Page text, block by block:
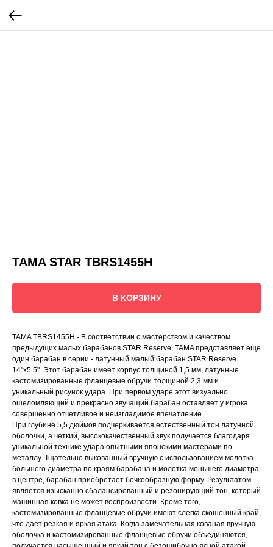
TAMA STAR TBRS1455H
В КОРЗИНУ
TAMA TBRS1455H - В соответствии с мастерством и качеством
предыдущих малых барабанов STAR Reserve, TAMA представляет еще
один барабан в серии - латунный малый барабан STAR Reserve
14"x5.5". Этот барабан имеет корпус толщиной 1,5 мм, латунные
кастомизированные фланцевые обручи толщиной 2,3 мм и
уникальный рисунок удара. При первом ударе этот визуально
ошеломляющий и прекрасно звучащий барабан оставляет у игрока
совершенно отчетливое и неизгладимое впечатление.
При глубине 5,5 дюймов подчеркивается естественный тон латунной
оболочки, а четкий, высококачественный звук получается благодаря
уникальной технике удара опытными японскими мастерами по
металлу. Тщательно выкованный вручную с использованием молотка
большего диаметра по краям барабана и молотка меньшего диаметра
в центре, барабан приобретает бочкообразную форму. Результатом
является изысканно сбалансированный и резонирующий тон, который
машинная ковка не может воспроизвести. Кроме того,
кастомизированные фланцевые обручи имеют слегка скошенный край,
что дает резкая и яркая атака. Когда замечательная кованая вручную
оболочка и кастомизированные фланцевые обручи объединяются,